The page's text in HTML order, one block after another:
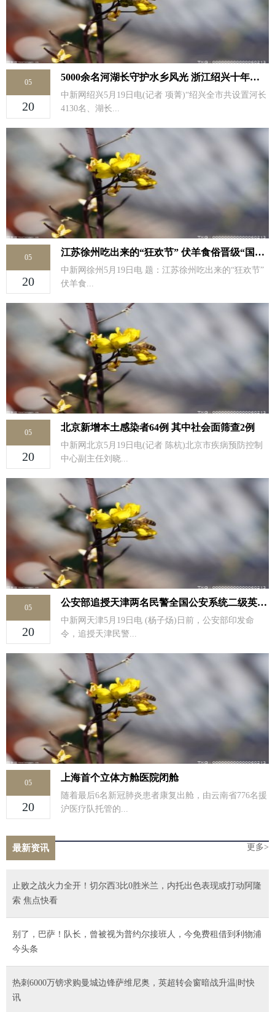
05
20
5000余名河湖长守护水乡风光 浙江绍兴十年治水汇清流
中新网绍兴5月19日电(记者 项菁)“绍兴全市共设置河长
4130名、湖长...
05
20
江苏徐州吃出来的“狂欢节” 伏羊食俗晋级“国家队”
中新网徐州5月19日电 题：江苏徐州吃出来的“狂欢节”
伏羊食...
05
20
北京新增本土感染者64例 其中社会面筛查2例
中新网北京5月19日电(记者 陈杭)北京市疾病预防控制
中心副主任刘晓...
05
20
公安部追授天津两名民警全国公安系统二级英雄模范
中新网天津5月19日电 (杨子炀)日前，公安部印发命
令，追授天津民警...
05
20
上海首个立体方舱医院闭舱
随着最后6名新冠肺炎患者康复出舱，由云南省776名援
沪医疗队托管的...
最新资讯 更多>
止败之战火力全开！切尔西3比0胜米兰，内托出色表现或打动阿隆
索 焦点快看
别了，巴萨！队长，曾被视为普约尔接班人，今免费租借到利物浦
今头条
热刺6000万镑求购曼城边锋萨维尼奥，英超转会窗暗战升温|时快
讯